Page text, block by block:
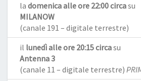
la domenica alle ore 22:00 circasu
MILANOW
(canale 191 – digitale terrestre)
il lunedì alle ore 20:15 circasu
Antenna 3
(canale 11 – digitale terrestre)